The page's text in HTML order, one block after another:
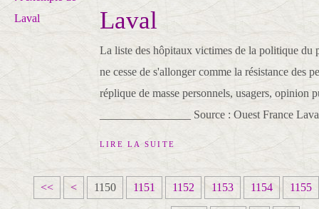
Laval
La liste des hôpitaux victimes de la politique du
ne cesse de s'allonger comme la résistance des
réplique de masse personnels, usagers, opinion
________________ Source : Ouest France
LIRE LA SUITE
<< <
111111150 1151 1152 1153 1154 1155